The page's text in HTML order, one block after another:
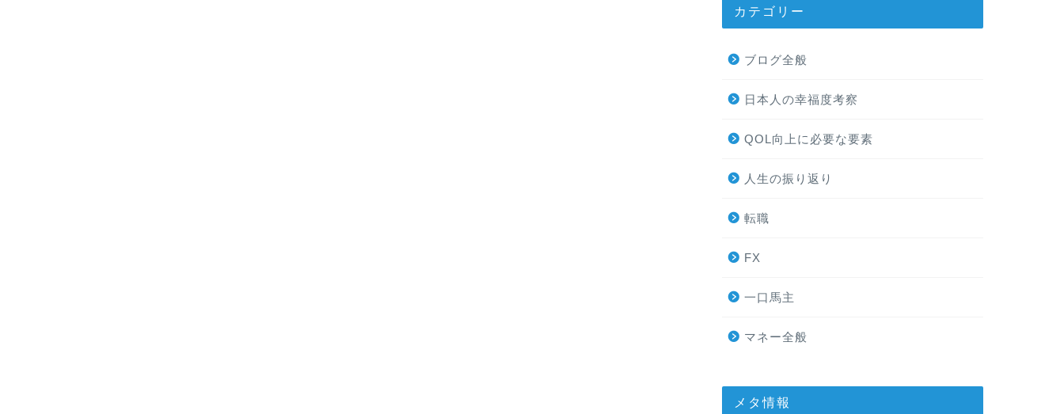
カテゴリー
ブログ全般
日本人の幸福度考察
QOL向上に必要な要素
人生の振り返り
転職
FX
一口馬主
マネー全般
メタ情報